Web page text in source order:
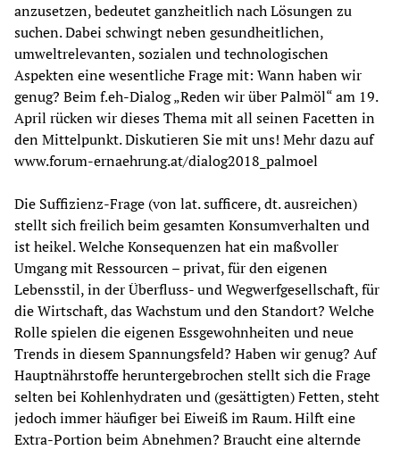
anzusetzen, bedeutet ganzheitlich nach Lösungen zu
suchen. Dabei schwingt neben gesundheitlichen,
umweltrelevanten, sozialen und technologischen
Aspekten eine wesentliche Frage mit: Wann haben wir
genug? Beim f.eh-Dialog „Reden wir über Palmöl“ am 19.
April rücken wir dieses Thema mit all seinen Facetten in
den Mittelpunkt. Diskutieren Sie mit uns! Mehr dazu auf
www.forum-ernaehrung.at/dialog2018_palmoel
Die Suffizienz-Frage (von lat. sufficere, dt. ausreichen)
stellt sich freilich beim gesamten Konsumverhalten und
ist heikel. Welche Konsequenzen hat ein maßvoller
Umgang mit Ressourcen – privat, für den eigenen
Lebensstil, in der Überfluss- und Wegwerfgesellschaft, für
die Wirtschaft, das Wachstum und den Standort? Welche
Rolle spielen die eigenen Essgewohnheiten und neue
Trends in diesem Spannungsfeld? Haben wir genug? Auf
Hauptnährstoffe heruntergebrochen stellt sich die Frage
selten bei Kohlenhydraten und (gesättigten) Fetten, steht
jedoch immer häufiger bei Eiweiß im Raum. Hilft eine
Extra-Portion beim Abnehmen? Braucht eine alternde